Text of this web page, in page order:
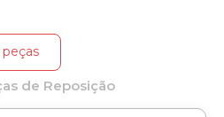
peças
de Reposição